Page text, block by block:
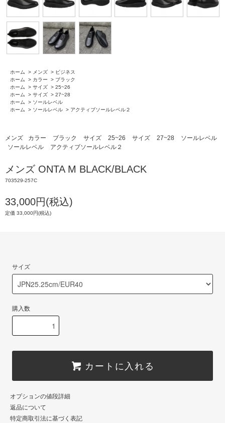
ホーム > メンズ > ビジネス
ホーム
> カラー > ブラック
ホーム
> サイズ > 25~26
ホーム
> サイズ > 27~28
ホーム
> ソールレベル
ホーム
> ソールレベル > アクティブソールレベル２
メンズ カラー ブラック サイズ 25~26 サイズ 27~28
ソールレベル
ソールレベル
アクティブソールレベル２
メンズ ONTA M BLACK/BLACK
703529-257C
33,000円(税込)
定価 33,000円(税込)
サイズ
購入数
カートに入れる
オプションの値段詳細
返品について
特定商取引法に基づく表記